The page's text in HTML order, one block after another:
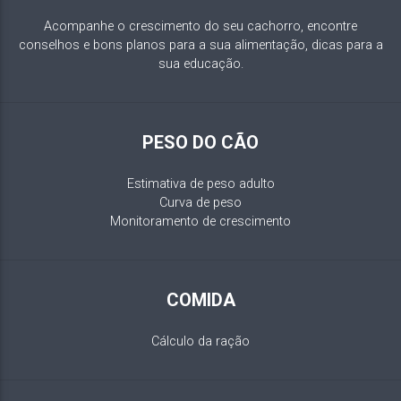
Acompanhe o crescimento do seu cachorro, encontre
conselhos e bons planos para a sua alimentação, dicas para a
sua educação.
PESO DO CÃO
Estimativa de peso adulto
Curva de peso
Monitoramento de crescimento
COMIDA
Cálculo da ração